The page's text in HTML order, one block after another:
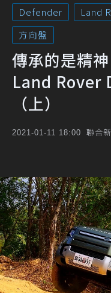
Defender Land
方向盤
傳承的是精
Land Rover
（上）
2021-01-11 18:00 聯合